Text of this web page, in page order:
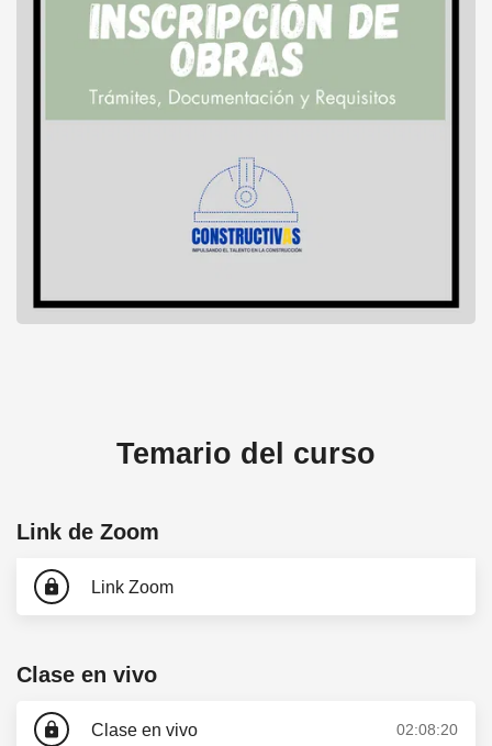
Temario del curso
Link de Zoom
lock Link Zoom
Clase en vivo
lock Clase en vivo 02:08:20